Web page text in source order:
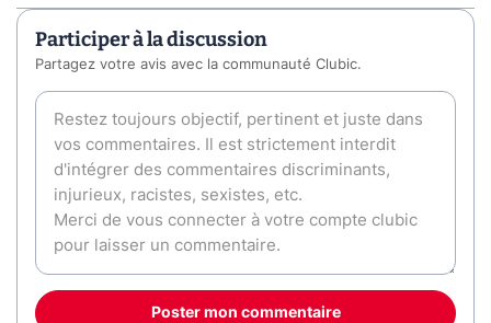
Participer à la discussion
Partagez votre avis avec la communauté Clubic.
Poster mon commentaire